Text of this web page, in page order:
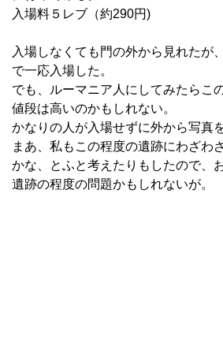
入場料５レブ（約290円)
入場しなくても門の外から見れたが
で一応入場した。
でも、ルーマニア人にしてみたらこ
値段は高いのかもしれない。
かなりの人が入場せずに外から写真
まあ、私もこの程度の遺跡にわざわ
かな、とふと考えたりもしたので、
遺跡の程度の問題かもしれないが。